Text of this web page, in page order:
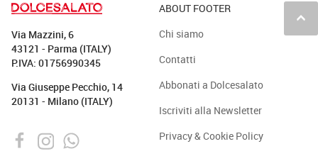
keyboard_arrow_up
Via Mazzini, 6
43121 - Parma (ITALY)
P.IVA: 01756990345
Via Giuseppe Pecchio, 14
20131 - Milano (ITALY)
ABOUT FOOTER
Chi siamo
Contatti
Abbonati a Dolcesalato
Iscriviti alla Newsletter
Privacy & Cookie Policy